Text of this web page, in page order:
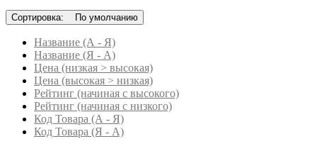
Сортировка: По умолчанию
Название (А - Я)
Название (Я - А)
Цена (низкая > высокая)
Цена (высокая > низкая)
Рейтинг (начиная с высокого)
Рейтинг (начиная с низкого)
Код Товара (А - Я)
Код Товара (Я - А)